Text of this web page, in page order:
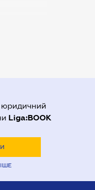
юридичний
Liga:BOOK